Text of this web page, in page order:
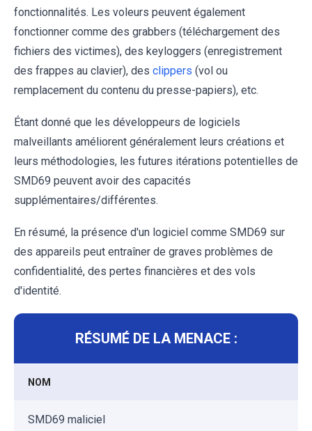
fonctionnalités. Les voleurs peuvent également
fonctionner comme des grabbers (téléchargement des
fichiers des victimes), des keyloggers (enregistrement
des frappes au clavier), des clippers (vol ou
remplacement du contenu du presse-papiers), etc.
Étant donné que les développeurs de logiciels
malveillants améliorent généralement leurs créations et
leurs méthodologies, les futures itérations potentielles de
SMD69 peuvent avoir des capacités
supplémentaires/différentes.
En résumé, la présence d'un logiciel comme SMD69 sur
des appareils peut entraîner de graves problèmes de
confidentialité, des pertes financières et des vols
d'identité.
RÉSUMÉ DE LA MENACE :
NOM
SMD69 maliciel